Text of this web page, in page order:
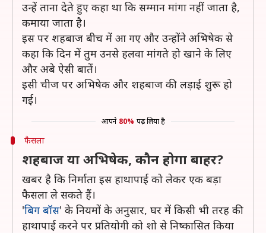
उन्हें ताना देते हुए कहा था कि सम्मान मांगा नहीं जाता है,
कमाया जाता है।
इस पर शहबाज बीच में आ गए और उन्होंने अभिषेक से
कहा कि दिन में तुम उनसे हलवा मांगते हो खाने के लिए
और अबे ऐसी बातें।
इसी चीज पर अभिषेक और शहबाज की लड़ाई शुरू हो
गई।
आपने 80% पढ़ लिया है
फैसला
शहबाज या अभिषेक, कौन होगा बाहर?
खबर है कि निर्माता इस हाथापाई को लेकर एक बड़ा
फैसला ले सकते हैं।
'बिग बॉस' के नियमों के अनुसार, घर में किसी भी तरह की
हाथापाई करने पर प्रतियोगी को शो से निष्कासित किया